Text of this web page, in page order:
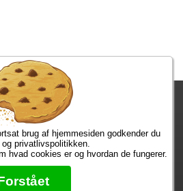
• Fragtgebyret bortfalder ved køb over
DKK 299,00
har du dine varer på mandag!
kr. Bøger til en 🐕
★★★★★
siger om os på Trustpilot
brug af hjemmesiden godkender du
privatlivspolitikken.
hvad cookies er og hvordan de fungerer.